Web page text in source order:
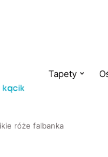
Tapety
róże falbanka